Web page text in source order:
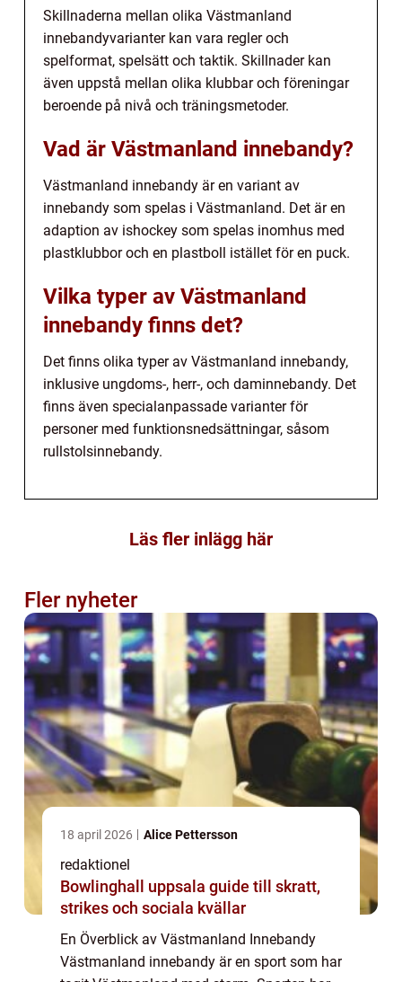
Skillnaderna mellan olika Västmanland
innebandyvarianter kan vara regler och
spelformat, spelsätt och taktik. Skillnader kan
även uppstå mellan olika klubbar och föreningar
beroende på nivå och träningsmetoder.
Vad är Västmanland innebandy?
Västmanland innebandy är en variant av
innebandy som spelas i Västmanland. Det är en
adaption av ishockey som spelas inomhus med
plastklubbor och en plastboll istället för en puck.
Vilka typer av Västmanland
innebandy finns det?
Det finns olika typer av Västmanland innebandy,
inklusive ungdoms-, herr-, och daminnebandy. Det
finns även specialanpassade varianter för
personer med funktionsnedsättningar, såsom
rullstolsinnebandy.
Läs fler inlägg här
Fler nyheter
18 april 2026 Alice Pettersson
redaktionel
Bowlinghall uppsala guide till skratt,
strikes och sociala kvällar
En Överblick av Västmanland Innebandy
Västmanland innebandy är en sport som har